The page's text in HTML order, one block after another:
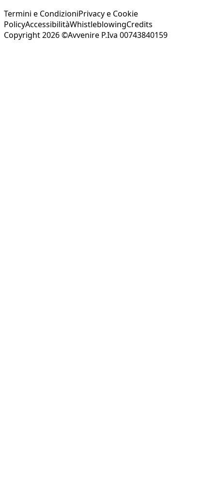
Termini e CondizioniPrivacy e Cookie
PolicyAccessibilitàWhistleblowingCredits
Copyright 2026 ©Avvenire P.Iva 00743840159